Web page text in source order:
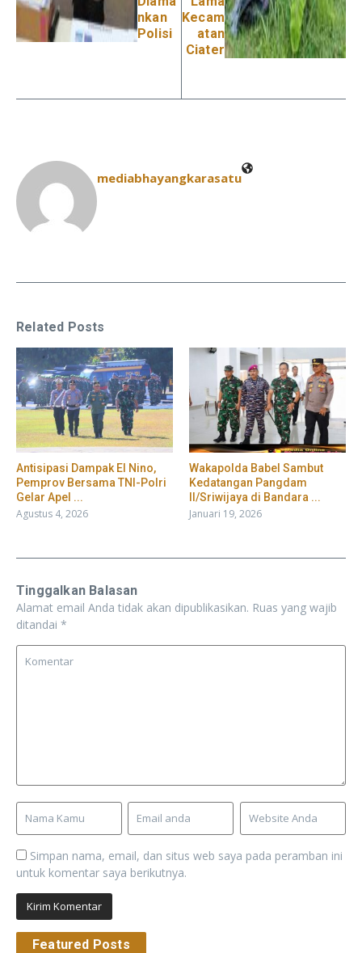
nkan
Polisi
Kecam
atan
Ciater
mediabhayangkarasatu
Related Posts
​Antisipasi Dampak El Nino,
Pemprov Bersama TNI-Polri
Gelar Apel ...
Agustus 4, 2026
Wakapolda Babel Sambut
Kedatangan Pangdam
II/Sriwijaya di Bandara ...
Januari 19, 2026
Tinggalkan Balasan
Alamat email Anda tidak akan dipublikasikan. Ruas yang wajib
ditandai *
Simpan nama, email, dan situs web saya pada peramban ini
untuk komentar saya berikutnya.
Featured Posts